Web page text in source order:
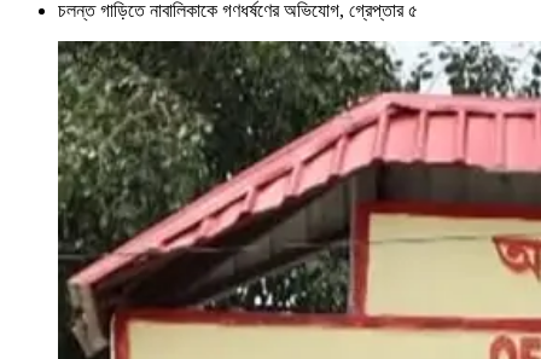
চলন্ত গাড়িতে নাবালিকাকে গণধর্ষণের অভিযোগ, গ্রেপ্তার ৫